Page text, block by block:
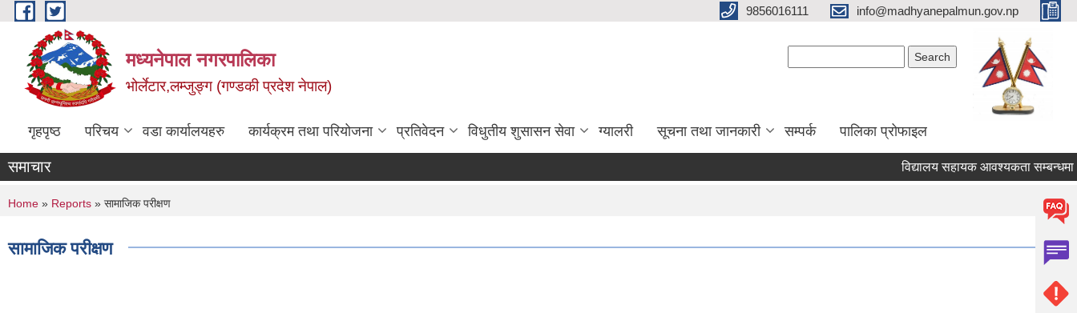
Skip to main content 9856016111 info@madhyanepalmun.gov.np
मध्यनेपाल नगरपालिका
भोर्लेटार,लम्जुङ्ग (गण्डकी प्रदेश नेपाल)
गृहपृष्ठ परिचय वडा कार्यालयहरु कार्यक्रम तथा परियोजना प्रतिवेदन विधुतीय शुसासन सेवा ग्यालरी सूचना तथा जानकारी सम्पर्क पालिका प्रोफाइल
समाचार विद्यालय सहायक आवश्यकता सम्बन्धमा
You are here
Home » Reports » सामाजिक परीक्षण
सामाजिक परीक्षण